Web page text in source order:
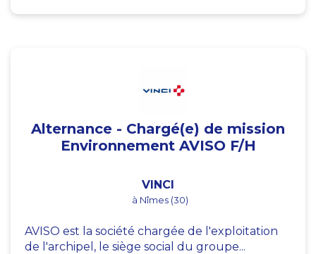
Alternance - Chargé(e) de mission
Environnement AVISO F/H
VINCI
à Nîmes (30)
AVISO est la société chargée de l'exploitation
de l'archipel, le siège social du groupe...